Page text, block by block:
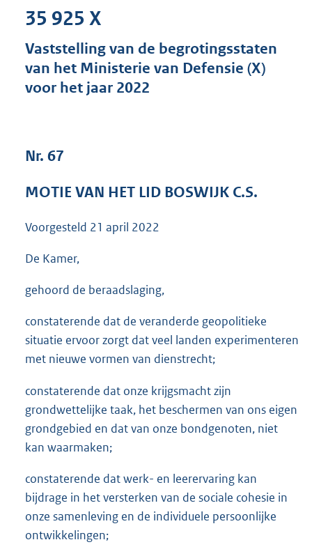
s
g
3
35 925 X
Vaststelling van de begrotingsstaten
van het Ministerie van Defensie (X)
voor het jaar 2022
Nr. 67
MOTIE VAN HET LID BOSWIJK C.S.
Voorgesteld 21 april 2022
De Kamer,
gehoord de beraadslaging,
constaterende dat de veranderde geopolitieke
situatie ervoor zorgt dat veel landen experimenteren
met nieuwe vormen van dienstrecht;
constaterende dat onze krijgsmacht zijn
grondwettelijke taak, het beschermen van ons eigen
grondgebied en dat van onze bondgenoten, niet
kan waarmaken;
constaterende dat werk- en leerervaring kan
bijdrage in het versterken van de sociale cohesie in
onze samenleving en de individuele persoonlijke
ontwikkelingen;